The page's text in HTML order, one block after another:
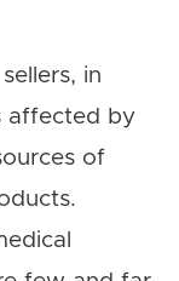
in
affected by
of